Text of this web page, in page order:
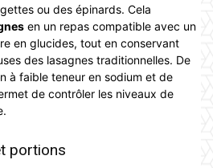
ou des épinards. Cela
en un repas compatible avec un
en glucides, tout en conservant
des lasagnes traditionnelles. De
à faible teneur en sodium et de
de contrôler les niveaux de
portions